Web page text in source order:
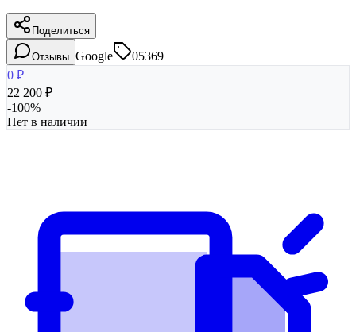
Поделиться
Отзывы Google
05369
0 ₽
22 200 ₽
-100%
Нет в наличии